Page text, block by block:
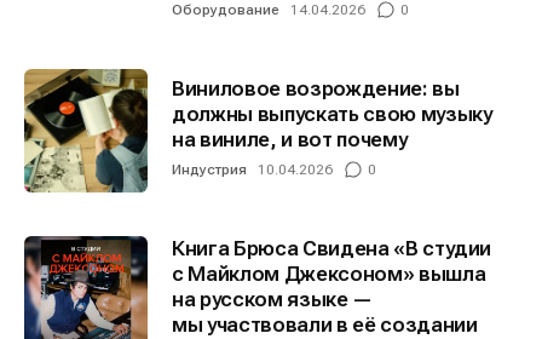
Оборудование 14.04.2026 0
Виниловое возрождение: вы
должны выпускать свою музыку
на виниле, и вот почему
Индустрия 10.04.2026 0
Книга Брюса Свидена «В студии
с Майклом Джексоном» вышла
на русском языке —
мы участвовали в её создании